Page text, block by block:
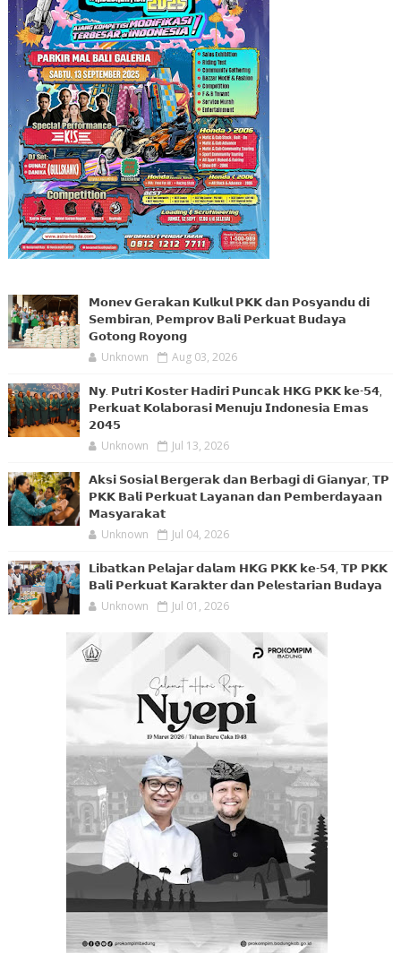
𝗠𝗼𝗻𝗲𝘃 𝗚𝗲𝗿𝗮𝗸𝗮𝗻 𝗞𝘂𝗹𝗸𝘂𝗹 𝗣𝗞𝗞 𝗱𝗮𝗻 𝗣𝗼𝘀𝘆𝗮𝗻𝗱𝘂 𝗱𝗶
𝗦𝗲𝗺𝗯𝗶𝗿𝗮𝗻, 𝗣𝗲𝗺𝗽𝗿𝗼𝘃 𝗕𝗮𝗹𝗶 𝗣𝗲𝗿𝗸𝘂𝗮𝘁 𝗕𝘂𝗱𝗮𝘆𝗮
𝗚𝗼𝘁𝗼𝗻𝗴 𝗥𝗼𝘆𝗼𝗻𝗴
Unknown Aug 03, 2026
𝗡𝘆. 𝗣𝘂𝘁𝗿𝗶 𝗞𝗼𝘀𝘁𝗲𝗿 𝗛𝗮𝗱𝗶𝗿𝗶 𝗣𝘂𝗻𝗰𝗮𝗸 𝗛𝗞𝗚 𝗣𝗞𝗞 𝗸𝗲-𝟱𝟰,
𝗣𝗲𝗿𝗸𝘂𝗮𝘁 𝗞𝗼𝗹𝗮𝗯𝗼𝗿𝗮𝘀𝗶 𝗠𝗲𝗻𝘂𝗷𝘂 𝗜𝗻𝗱𝗼𝗻𝗲𝘀𝗶𝗮 𝗘𝗺𝗮𝘀
𝟮𝟬𝟰𝟱
Unknown Jul 13, 2026
𝗔𝗸𝘀𝗶 𝗦𝗼𝘀𝗶𝗮𝗹 𝗕𝗲𝗿𝗴𝗲𝗿𝗮𝗸 𝗱𝗮𝗻 𝗕𝗲𝗿𝗯𝗮𝗴𝗶 𝗱𝗶 𝗚𝗶𝗮𝗻𝘆𝗮𝗿, 𝗧𝗣
𝗣𝗞𝗞 𝗕𝗮𝗹𝗶 𝗣𝗲𝗿𝗸𝘂𝗮𝘁 𝗟𝗮𝘆𝗮𝗻𝗮𝗻 𝗱𝗮𝗻 𝗣𝗲𝗺𝗯𝗲𝗿𝗱𝗮𝘆𝗮𝗮𝗻
𝗠𝗮𝘀𝘆𝗮𝗿𝗮𝗸𝗮𝘁
Unknown Jul 04, 2026
𝗟𝗶𝗯𝗮𝘁𝗸𝗮𝗻 𝗣𝗲𝗹𝗮𝗷𝗮𝗿 𝗱𝗮𝗹𝗮𝗺 𝗛𝗞𝗚 𝗣𝗞𝗞 𝗸𝗲-𝟱𝟰, 𝗧𝗣 𝗣𝗞𝗞
𝗕𝗮𝗹𝗶 𝗣𝗲𝗿𝗸𝘂𝗮𝘁 𝗞𝗮𝗿𝗮𝗸𝘁𝗲𝗿 𝗱𝗮𝗻 𝗣𝗲𝗹𝗲𝘀𝘁𝗮𝗿𝗶𝗮𝗻 𝗕𝘂𝗱𝗮𝘆𝗮
Unknown Jul 01, 2026